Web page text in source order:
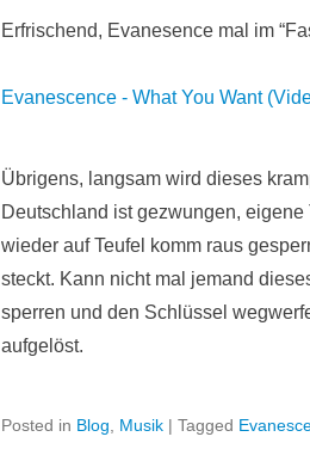
Erfrischend, Evanesence mal im
Evanescence - What You Want
Übrigens, langsam wird dieses
Deutschland ist gezwungen,
wieder auf Teufel komm raus
steckt. Kann nicht mal jemand
sperren und den Schlüssel
aufgelöst.
Posted in Blog Musik | Tagged